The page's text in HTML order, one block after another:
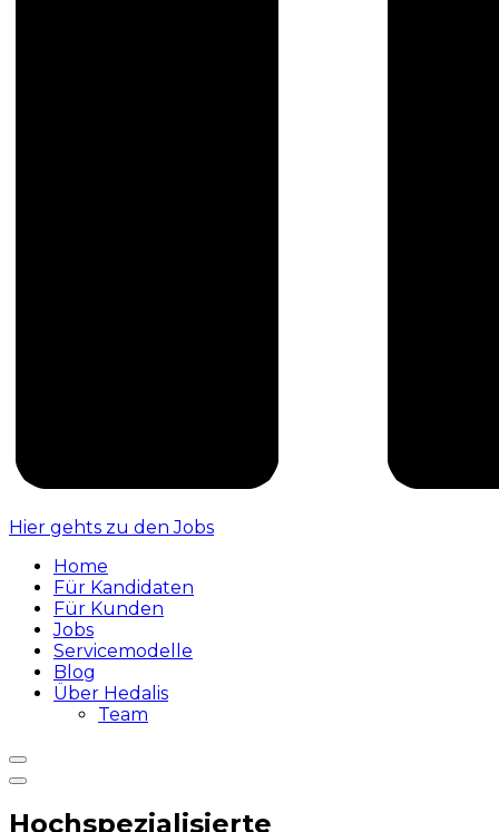
Hier gehts zu den Jobs
Home
Für Kandidaten
Für Kunden
Jobs
Servicemodelle
Blog
Über Hedalis
Team
Hochspezialisierte